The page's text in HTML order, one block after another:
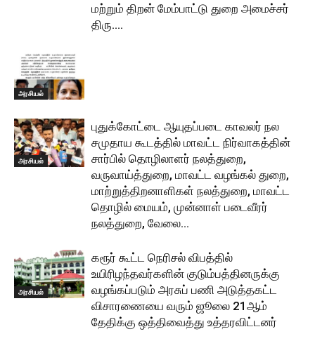
மற்றும் திறன் மேம்பாட்டு துறை அமைச்சர்
திரு....
அரசியல்
அரசியல்
புதுக்கோட்டை ஆயுதப்படை காவலர் நல
சமுதாய கூடத்தில் மாவட்ட நிர்வாகத்தின்
சார்பில் தொழிலாளர் நலத்துறை,
வருவாய்த்துறை, மாவட்ட வழங்கல் துறை,
மாற்றுத்திறனாளிகள் நலத்துறை, மாவட்ட
தொழில் மையம், முன்னாள் படைவீரர்
நலத்துறை, வேலை...
அரசியல்
கரூர் கூட்ட நெரிசல் விபத்தில்
உயிரிழந்தவர்களின் குடும்பத்தினருக்கு
வழங்கப்படும் அரசுப் பணி அடுத்தகட்ட
விசாரணையை வரும் ஜூலை 21ஆம்
தேதிக்கு ஒத்திவைத்து உத்தரவிட்டனர்